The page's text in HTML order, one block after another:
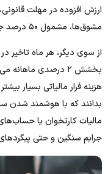
ارزش افزوده در مهلت
مشوق‌ها، مشمول ۵۰ درصد جریمه اضافی می‌گردد.
از سوی دیگر، هر ماه تاخیر
بخشش ۲ درصدی
هزینه فرار مالیاتی بسیار
بدانند که با هوشمند شدن
مالیات کارتخوان یا
جرایم سنگین و حتی